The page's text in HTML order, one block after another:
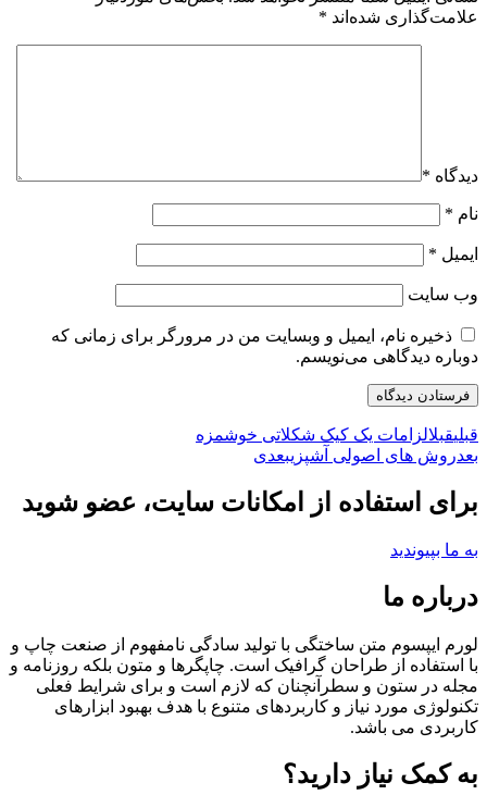
علامت‌گذاری شده‌اند *
دیدگاه *
نام *
ایمیل *
وب‌ سایت
ذخیره نام، ایمیل و وبسایت من در مرورگر برای زمانی که
دوباره دیدگاهی می‌نویسم.
قبلیقبلالزامات یک کیک شکلاتی خوشمزه
بعدروش های اصولی آشپزیبعدی
برای استفاده از امکانات سایت، عضو شوید
به ما بپیوندید
درباره ما
​​لورم ایپسوم متن ساختگی با تولید سادگی نامفهوم از صنعت چاپ و
با استفاده از طراحان گرافیک است. چاپگرها و متون بلکه روزنامه و
مجله در ستون و سطرآنچنان که لازم است و برای شرایط فعلی
تکنولوژی مورد نیاز و کاربردهای متنوع با هدف بهبود ابزارهای
کاربردی می باشد.
به کمک نیاز دارید؟